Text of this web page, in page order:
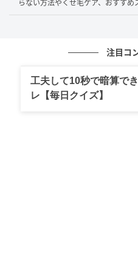
ドル）だけでなく、中棒
らない方法やくせ毛ケア、おすす
注目コ
工夫して10秒で暗算で
レ【毎日クイズ】